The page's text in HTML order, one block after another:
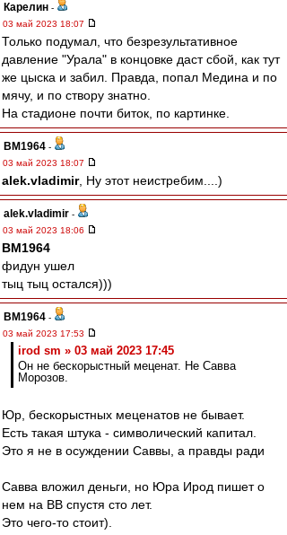
Карелин -
03 май 2023 18:07
Только подумал, что безрезультативное
давление "Урала" в концовке даст сбой, как тут
же цыска и забил. Правда, попал Медина и по
мячу, и по створу знатно.
На стадионе почти биток, по картинке.
BM1964 -
03 май 2023 18:07
alek.vladimir, Ну этот неистребим....)
alek.vladimir -
03 май 2023 18:06
BM1964
фидун ушел
тыц тыц остался)))
BM1964 -
03 май 2023 17:53
irod sm » 03 май 2023 17:45
Он не бескорыстный меценат. Не Савва
Морозов.
Юр, бескорыстных меценатов не бывает.
Есть такая штука - символический капитал.
Это я не в осуждении Саввы, а правды ради
Савва вложил деньги, но Юра Ирод пишет о
нем на ВВ спустя сто лет.
Это чего-то стоит).